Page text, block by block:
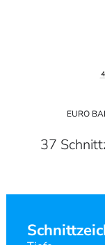
EURO
37